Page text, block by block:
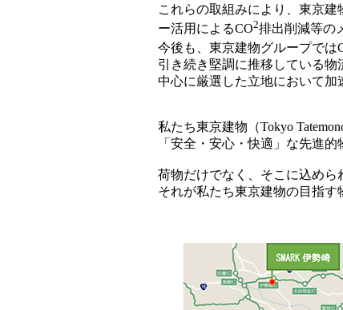
これらの取組みにより、東京
ー活用によるCO2排出削減等の
今後も、東京建物グループでは
引き続き堅調に推移している
中心に厳選した立地において加
私たち東京建物（Tokyo
「安全・安心・快適」な先進
荷物だけでなく、そこに込めら
それが私たち東京建物の目指す